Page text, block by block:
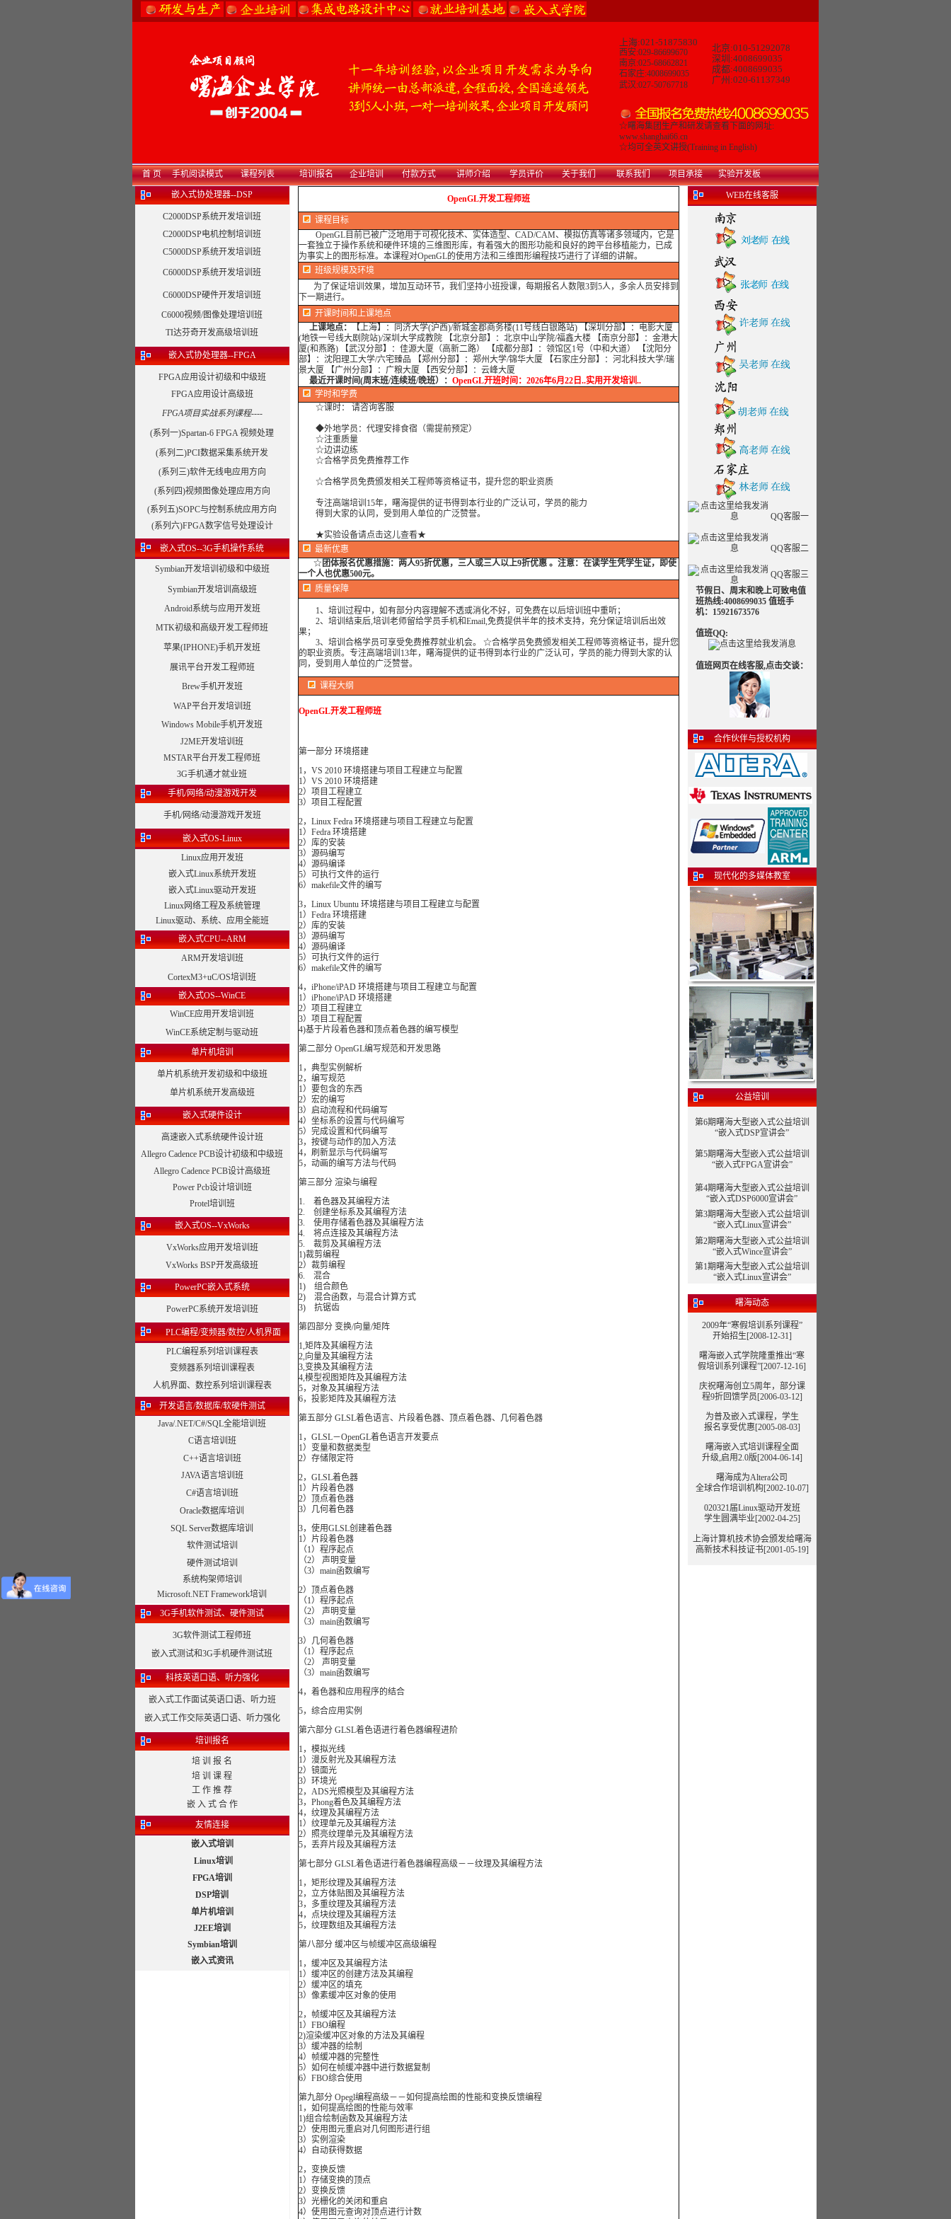
上海:021-51875830
西安:029-86699670
南京:025-68662821
石家庄:4008699035
武汉:027-50767718
北京:010-51292078
深圳:4008699035
成都:4008699035
广州:020-61137349
☆曙海集团生产和研发请查看下面的网址:
www.shanghai66.cn
☆均可全英文讲授(Training in English)
首 页 手机阅读模式 课程列表 培训报名 企业培训 付款方式 讲师介绍 学员评价 关于我们 联系我们 项目承接 实验开发板
嵌入式协处理器--DSP
C2000DSP系统开发培训班
C2000DSP电机控制培训班
C5000DSP系统开发培训班
C6000DSP系统开发培训班
C6000DSP硬件开发培训班
C6000视频/图像处理培训班
TI达芬奇开发高级培训班
嵌入式协处理器--FPGA
FPGA应用设计初级和中级班
FPGA应用设计高级班
FPGA项目实战系列课程----
(系列一)Spartan-6 FPGA 视频处理
(系列二)PCI数据采集系统开发
(系列三)软件无线电应用方向
(系列四)视频图像处理应用方向
(系列五)SOPC与控制系统应用方向
(系列六)FPGA数字信号处理设计
嵌入式OS--3G手机操作系统
Symbian开发培训初级和中级班
Symbian开发培训高级班
Android系统与应用开发班
MTK初级和高级开发工程师班
苹果(IPHONE)手机开发班
展讯平台开发工程师班
Brew手机开发班
WAP平台开发培训班
Windows Mobile手机开发班
J2ME开发培训班
MSTAR平台开发工程师班
3G手机通才就业班
手机/网络/动漫游戏开发
手机/网络/动漫游戏开发班
嵌入式OS-Linux
Linux应用开发班
嵌入式Linux系统开发班
嵌入式Linux驱动开发班
Linux网络工程及系统管理
Linux驱动、系统、应用全能班
嵌入式CPU--ARM
ARM开发培训班
CortexM3+uC/OS培训班
嵌入式OS--WinCE
WinCE应用开发培训班
WinCE系统定制与驱动班
单片机培训
单片机系统开发初级和中级班
单片机系统开发高级班
嵌入式硬件设计
高速嵌入式系统硬件设计班
Allegro Cadence PCB设计初级和中级班
Allegro Cadence PCB设计高级班
Power Pcb设计培训班
Protel培训班
嵌入式OS--VxWorks
VxWorks应用开发培训班
VxWorks BSP开发高级班
PowerPC嵌入式系统
PowerPC系统开发培训班
PLC编程/变频器/数控/人机界面
PLC编程系列培训课程表
变频器系列培训课程表
人机界面、数控系列培训课程表
开发语言/数据库/软硬件测试
Java/.NET/C#/SQL全能培训班
C语言培训班
C++语言培训班
JAVA语言培训班
C#语言培训班
Oracle数据库培训
SQL Server数据库培训
软件测试培训
硬件测试培训
系统构架师培训
Microsoft.NET Framework培训
3G手机软件测试、硬件测试
3G软件测试工程师班
嵌入式测试和3G手机硬件测试班
科技英语口语、听力强化
嵌入式工作面试英语口语、听力班
嵌入式工作交际英语口语、听力强化
培训报名
培 训 报 名
培 训 课 程
工 作 推 荐
嵌 入 式 合 作
友情连接
嵌入式培训
Linux培训
FPGA培训
DSP培训
单片机培训
J2EE培训
Symbian培训
嵌入式资讯
WEB在线客服
QQ客服一
QQ客服二
QQ客服三
节假日、周末和晚上可致电值
班热线:4008699035 值班手
机：15921673576
值班QQ:
值班网页在线客服,点击交谈：
合作伙伴与授权机构
现代化的多媒体教室
公益培训
第6期曙海大型嵌入式公益培训
“嵌入式DSP宣讲会”
第5期曙海大型嵌入式公益培训
“嵌入式FPGA宣讲会”
第4期曙海大型嵌入式公益培训
“嵌入式DSP6000宣讲会”
第3期曙海大型嵌入式公益培训
“嵌入式Linux宣讲会”
第2期曙海大型嵌入式公益培训
“嵌入式Wince宣讲会”
第1期曙海大型嵌入式公益培训
“嵌入式Linux宣讲会”
曙海动态
2009年“寒假培训系列课程”
开始招生[2008-12-31]
曙海嵌入式学院隆重推出“寒
假培训系列课程”[2007-12-16]
庆祝曙海创立5周年，部分课
程9折回馈学员[2006-03-12]
为普及嵌入式课程，学生
报名享受优惠[2005-08-03]
曙海嵌入式培训课程全面
升级,启用2.0版[2004-06-14]
曙海成为Altera公司
全球合作培训机构[2002-10-07]
020321届Linux驱动开发班
学生圆满毕业[2002-04-25]
上海计算机技术协会颁发给曙海
高新技术科技证书[2001-05-19]
OpenGL开发工程师班
课程目标
OpenGL目前已被广泛地用于可视化技术、实体造型、CAD/CAM、模拟仿真等诸多领域内，它是
一套独立于操作系统和硬件环境的三维图形库，有着强大的图形功能和良好的跨平台移植能力，已成
为事实上的图形标准。本课程对OpenGL的使用方法和三维图形编程技巧进行了详细的讲解。
班级规模及环境
为了保证培训效果，增加互动环节，我们坚持小班授课，每期报名人数限3到5人，多余人员安排到
下一期进行。
开课时间和上课地点
上课地点：
【上海】：同济大学(沪西)/新城金郡商务楼(11号线白银路站) 【深圳分部】：电影大厦
(地铁一号线大剧院站)/深圳大学成教院 【北京分部】：北京中山学院/福鑫大楼 【南京分部】：金港大
厦(和燕路) 【武汉分部】：佳源大厦（高新二路） 【成都分部】：领馆区1号（中和大道） 【沈阳分
部】：沈阳理工大学/六宅臻品 【郑州分部】：郑州大学/锦华大厦 【石家庄分部】：河北科技大学/瑞
景大厦 【广州分部】：广粮大厦 【西安分部】：云峰大厦
最近开课时间(周末班/连续班/晚班）： OpenGL开班时间：2026年6月22日..实用开发培训..
学时和学费
☆课时： 请咨询客服
◆外地学员：代理安排食宿（需提前预定）
☆注重质量
☆边讲边练
☆合格学员免费推荐工作
☆合格学员免费颁发相关工程师等资格证书，提升您的职业资质
专注高端培训15年，曙海提供的证书得到本行业的广泛认可，学员的能力
得到大家的认同，受到用人单位的广泛赞誉。
★实验设备请点击这儿查看★
最新优惠
☆ 团体报名优惠措施： 两人95折优惠，三人或三人以上9折优惠 。注意：在读学生凭学生证，即使
一个人也优惠500元。
质量保障
1、培训过程中，如有部分内容理解不透或消化不好，可免费在以后培训班中重听；
2、培训结束后,培训老师留给学员手机和Email,免费提供半年的技术支持，充分保证培训后出效
果；
3、培训合格学员可享受免费推荐就业机会。 ☆合格学员免费颁发相关工程师等资格证书，提升您
的职业资质。专注高端培训13年，曙海提供的证书得到本行业的广泛认可，学员的能力得到大家的认
同，受到用人单位的广泛赞誉。
课程大纲
OpenGL开发工程师班
第一部分 环境搭建
1，VS 2010 环境搭建与项目工程建立与配置
1）VS 2010 环境搭建
2）项目工程建立
3）项目工程配置
2，Linux Fedra 环境搭建与项目工程建立与配置
1）Fedra 环境搭建
2）库的安装
3）源码编写
4）源码编译
5）可执行文件的运行
6）makefile文件的编写
3，Linux Ubuntu 环境搭建与项目工程建立与配置
1）Fedra 环境搭建
2）库的安装
3）源码编写
4）源码编译
5）可执行文件的运行
6）makefile文件的编写
4，iPhone/iPAD 环境搭建与项目工程建立与配置
1）iPhone/iPAD 环境搭建
2）项目工程建立
3）项目工程配置
4)基于片段着色器和顶点着色器的编写模型
第二部分 OpenGL编写规范和开发思路
1，典型实例解析
2，编写规范
1）要包含的东西
2）宏的编写
3）启动流程和代码编写
4）坐标系的设置与代码编写
5）完成设置和代码编写
3，按键与动作的加入方法
4，刷新显示与代码编写
5，动画的编写方法与代码
第三部分 渲染与编程
1. 着色器及其编程方法
2. 创建坐标系及其编程方法
3. 使用存储着色器及其编程方法
4. 将点连接及其编程方法
5. 裁剪及其编程方法
1)裁剪编程
2）裁剪编程
6. 混合
1) 组合颜色
2) 混合函数，与混合计算方式
3) 抗锯齿
第四部分 变换/向量/矩阵
1,矩阵及其编程方法
2,向量及其编程方法
3,变换及其编程方法
4,模型视图矩阵及其编程方法
5，对象及其编程方法
6，投影矩阵及其编程方法
第五部分 GLSL着色语言、片段着色器、顶点着色器、几何着色器
1，GLSL－OpenGL着色语言开发要点
1）变量和数据类型
2）存储限定符
2，GLSL着色器
1）片段着色器
2）顶点着色器
3）几何着色器
3，使用GLSL创建着色器
1）片段着色器
（1）程序起点
（2） 声明变量
（3）main函数编写
2）顶点着色器
（1）程序起点
（2） 声明变量
（3）main函数编写
3）几何着色器
（1）程序起点
（2） 声明变量
（3）main函数编写
4，着色器和应用程序的结合
5，综合应用实例
第六部分 GLSL着色语进行着色器编程进阶
1，模拟光线
1）漫反射光及其编程方法
2）镜面光
3）环境光
2，ADS光照模型及其编程方法
3，Phong着色及其编程方法
4，纹理及其编程方法
1）纹理单元及其编程方法
2）照亮纹理单元及其编程方法
5，丢弃片段及其编程方法
第七部分 GLSL着色语进行着色器编程高级－－纹理及其编程方法
1，矩形纹理及其编程方法
2，立方体贴图及其编程方法
3，多重纹理及其编程方法
4，点块纹理及其编程方法
5，纹理数组及其编程方法
第八部分 缓冲区与帧缓冲区高级编程
1，缓冲区及其编程方法
1）缓冲区的创建方法及其编程
2）缓冲区的填充
3）像素缓冲区对象的使用
2，帧缓冲区及其编程方法
1）FBO编程
2)渲染缓冲区对象的方法及其编程
3）缓冲器的绘制
4）帧缓冲器的完整性
5）如何在帧缓冲器中进行数据复制
6）FBO综合使用
第九部分 Opegl编程高级－－如何提高绘图的性能和变换反馈编程
1，如何提高绘图的性能与效率
1)组合绘制函数及其编程方法
2）使用图元重启对几何图形进行组
3）实例渲染
4）自动获得数据
2，变换反馈
1）存储变换的顶点
2）变换反馈
3）光栅化的关闭和重启
4）使用图元查询对顶点进行计数